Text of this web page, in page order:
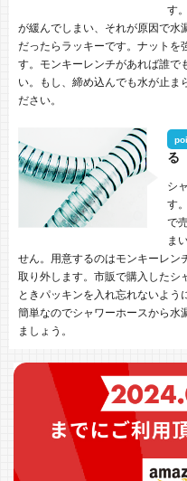
す
が緩んでしまい、それが原因で水
だったらラッキーです。ナットを
す。モンキーレンチがあれば誰で
い。もし、締め込んでも水が止ま
ださい。
る
シ
す
で
ま
せん。用意するのはモンキーレン
取り外します。市販で購入したシ
ときパッキンを入れ忘れないよ
簡単なのでシャワーホースから水
ましょう。